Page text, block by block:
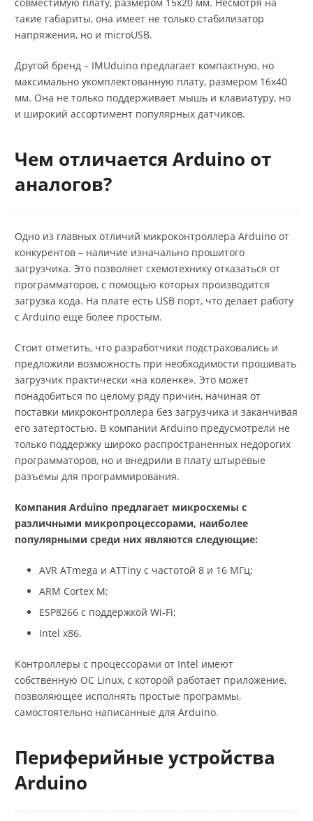
совместимую плату, размером 15х20 мм. Несмотря на
такие габариты, она имеет не только стабилизатор
напряжения, но и microUSB.
Другой бренд – IMUduino предлагает компактную, но
максимально укомплектованную плату, размером 16х40
мм. Она не только поддерживает мышь и клавиатуру, но
и широкий ассортимент популярных датчиков.
Чем отличается Arduino от
аналогов?
Одно из главных отличий микроконтроллера Arduino от
конкурентов – наличие изначально прошитого
загрузчика. Это позволяет схемотехнику отказаться от
программаторов, с помощью которых производится
загрузка кода. На плате есть USB порт, что делает работу
с Arduino еще более простым.
Стоит отметить, что разработчики подстраховались и
предложили возможность при необходимости прошивать
загрузчик практически «на коленке». Это может
понадобиться по целому ряду причин, начиная от
поставки микроконтроллера без загрузчика и заканчивая
его затертостью. В компании Arduino предусмотрели не
только поддержку широко распространенных недорогих
программаторов, но и внедрили в плату штыревые
разъемы для программирования.
Компания Arduino предлагает микросхемы с
различными микропроцессорами, наиболее
популярными среди них являются следующие:
AVR ATmega и АТTiny с частотой 8 и 16 МГц;
ARM Cortex M;
ESP8266 с поддержкой Wi-Fi;
Intel x86.
Контроллеры с процессорами от Intel имеют
собственную ОС Linux, с которой работает приложение,
позволяющее исполнять простые программы,
самостоятельно написанные для Arduino.
Периферийные устройства
Arduino